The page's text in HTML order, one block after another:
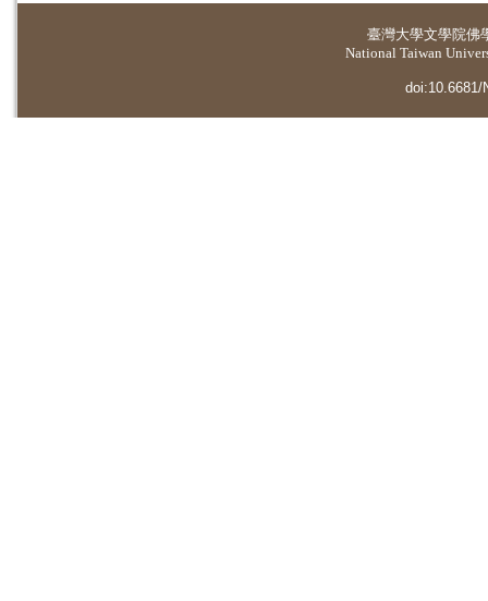
臺灣大學文學院佛
National Taiwan
doi:10.6681/